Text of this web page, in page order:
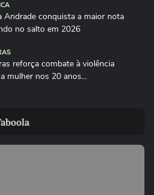
Andrade conquista a maior nota
no salto em 2026
reforça combate à violência
mulher nos 20 anos...
diz que esporte...